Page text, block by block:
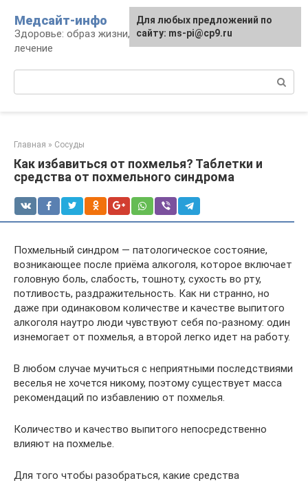
контенту
Медсайт-инфо
Здоровье: образ жизни, профилактика и
лечение
Главная » Сосуды
Как избавиться от похмелья? Таблетки и
средства от похмельного синдрома
Похмельный синдром — патологическое состояние,
возникающее после приёма алкоголя, которое включает
головную боль, слабость, тошноту, сухость во рту,
потливость, раздражительность. Как ни странно, но
даже при одинаковом количестве и качестве выпитого
алкоголя наутро люди чувствуют себя по-разному: один
изнемогает от похмелья, а второй легко идет на работу.
В любом случае мучиться с неприятными последствиями
веселья не хочется никому, поэтому существует масса
рекомендаций по избавлению от похмелья.
Количество и качество выпитого непосредственно
влияют на похмелье.
Для того чтобы разобраться, какие средства
Для любых предложений по
сайту: ms-pi@cp9.ru